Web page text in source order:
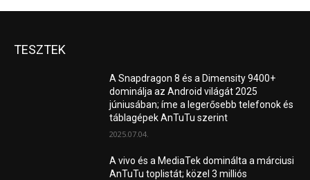
TESZTEK
A Snapdragon 8 és a Dimensity 9400+
dominálja az Android világát 2025
júniusában; íme a legerősebb telefonok és
táblagépek AnTuTu szerint
2025.07.04.
A vivo és a MediaTek dominálta a márciusi
AnTuTu toplistát; közel 3 milliós